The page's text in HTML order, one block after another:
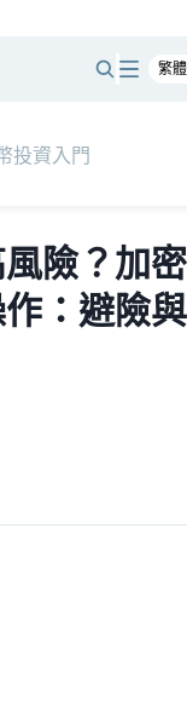
投資入門
險？加密
：避險與